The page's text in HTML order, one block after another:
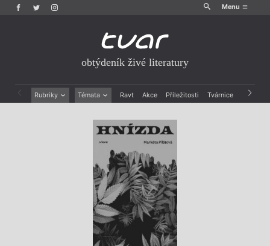
Menu
obtýdeník živé literatury
Rubriky Témata Ravt Akce Příležitosti Tvárnice Archiv
Historie kolonialismu